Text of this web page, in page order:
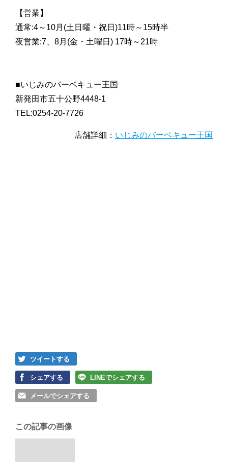
【営業】
通常:4～10月(土日曜・祝日)11時～15時半
夜営業:7、8月(金・土曜日) 17時～21時
■いじみのバーベキュー王国
新発田市五十公野4448-1
TEL:0254-20-7726
店舗詳細： いじみのバーベキュー王国
ツイートする
シェアする LINEでシェアする
メールでシェアする
この記事の画像